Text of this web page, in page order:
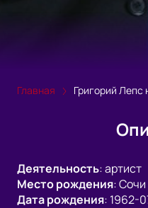
Главная Григорий Лепс
Деятельность:артист
Место рождения:Сочи
Дата рождения: 1962-